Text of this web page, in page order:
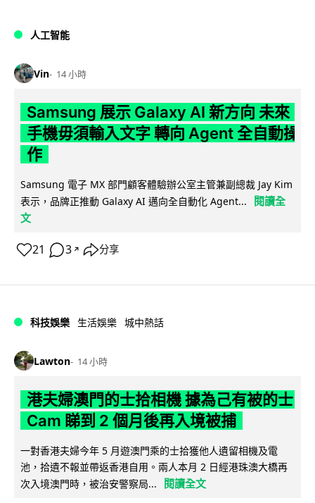
人工智能
Vin 14 小時
Samsung 展示 Galaxy AI 新方向 未來
手機毋須輸入文字 轉向 Agent 全自動操
作
Samsung 電子 MX 部門顧客體驗辦公室主管兼副總裁 Jay Kim
表示，品牌正推動 Galaxy AI 邁向全自動化 Agent...
閱讀全
文
21 3 ↗ 分享
科技娛樂 生活娛樂 城中熱話
Lawton 14 小時
港夫婦澳門的士拾相機 據為己有被的士
Cam 睇到 2 個月後再入境被捕
一對香港夫婦今年 5 月遊澳門乘的士拾獲他人遺留相機及電
池，拾遺不報並帶返香港自用。兩人本月 2 日經港珠澳大橋再
次入境澳門時，被治安警察局...
閱讀全文